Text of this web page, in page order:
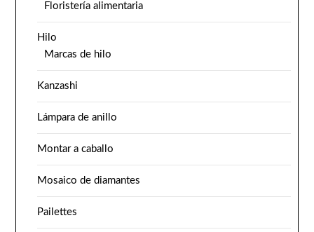
Floristería alimentaria
Hilo
Marcas de hilo
Kanzashi
Lámpara de anillo
Montar a caballo
Mosaico de diamantes
Pailettes